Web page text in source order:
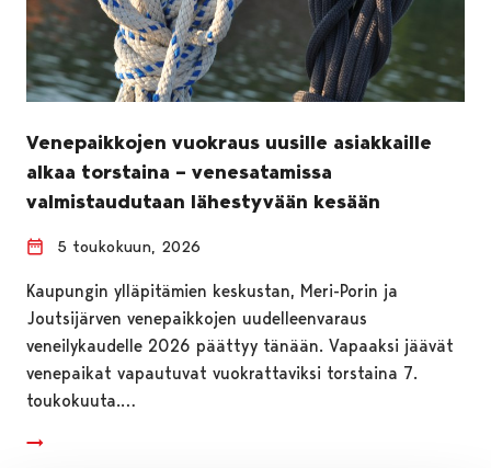
Venepaikkojen vuokraus uusille asiakkaille
alkaa torstaina – venesatamissa
valmistaudutaan lähestyvään kesään
5 toukokuun, 2026
Kaupungin ylläpitämien keskustan, Meri-Porin ja
Joutsijärven venepaikkojen uudelleenvaraus
veneilykaudelle 2026 päättyy tänään. Vapaaksi jäävät
venepaikat vapautuvat vuokrattaviksi torstaina 7.
toukokuuta.…